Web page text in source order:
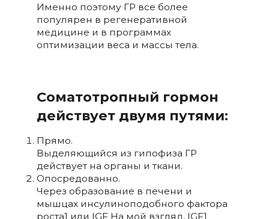
Именно поэтому ГР все более
популярен в регенеративной
медицине и в программах
оптимизации веса и массы тела.
Соматотропный гормон
действует двумя путями:
Прямо.
Выделяющийся из гипофиза ГР
действует на органы и ткани.
Опосредованно.
Через образование в печени и
мышцах инсулиноподобного фактора
роста1 или IGF На мой взгляд, IGF1